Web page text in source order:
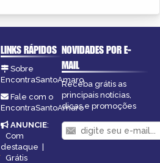
LINKS RÁPIDOS
Sobre
EncontraSantoAmaro
Fale com o
EncontraSantoAmaro
ANUNCIE:
Com
destaque
Grátis
NOVIDADES POR E-
MAIL
Receba grátis as
principais notícias,
dicas e promoções